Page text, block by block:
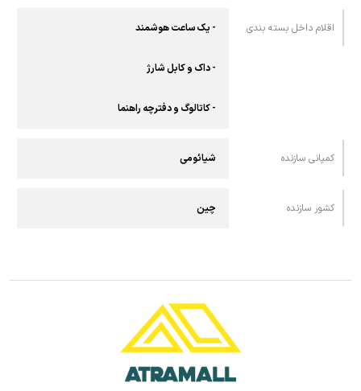
اقلام داخل بسته بندی - یک ساعت هوشمند
- داک و کابل شارژ
- کاتالوگ و دفترچه راهنما
کمپانی سازنده شیائومی
کشور سازنده چین